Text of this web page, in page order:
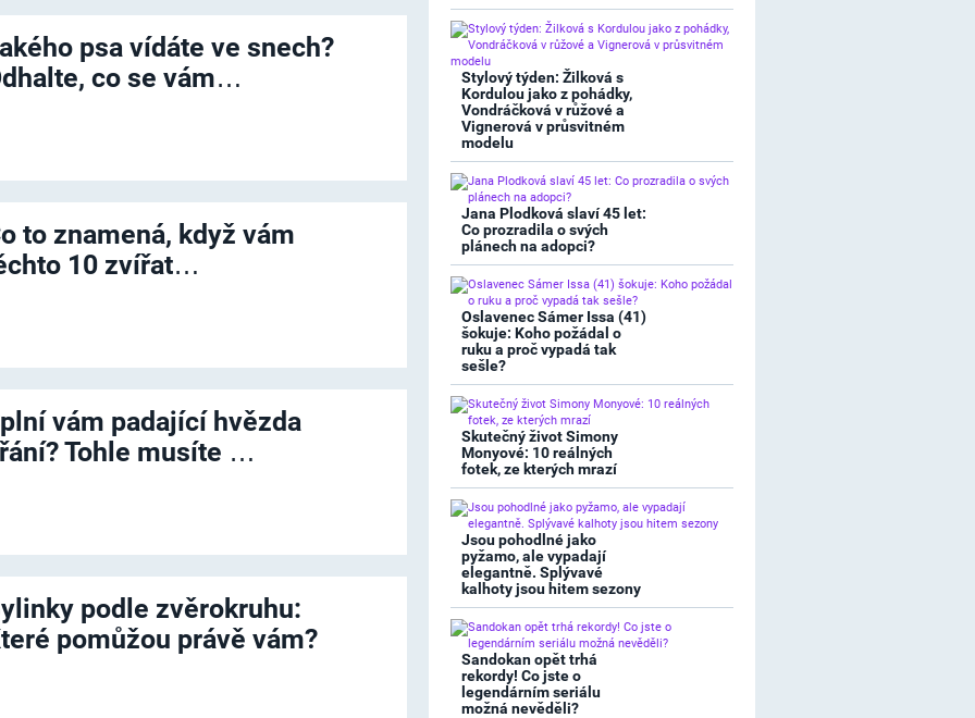
psa vídáte ve snech?
co se vám…
to znamená, když vám
10 zvířat…
vám padající hvězda
Tohle musíte …
podle zvěrokruhu:
pomůžou právě vám?
Stylový týden: Žilková s
Kordulou jako z pohádky,
Vondráčková v růžové a
Vignerová v průsvitném
modelu
Jana Plodková slaví 45 let:
Co prozradila o svých
plánech na adopci?
Oslavenec Sámer Issa (41)
šokuje: Koho požádal o
ruku a proč vypadá tak
sešle?
Skutečný život Simony
Monyové: 10 reálných
fotek, ze kterých mrazí
Jsou pohodlné jako
pyžamo, ale vypadají
elegantně. Splývavé
kalhoty jsou hitem sezony
Sandokan opět trhá
rekordy! Co jste o
legendárním seriálu
možná nevěděli?